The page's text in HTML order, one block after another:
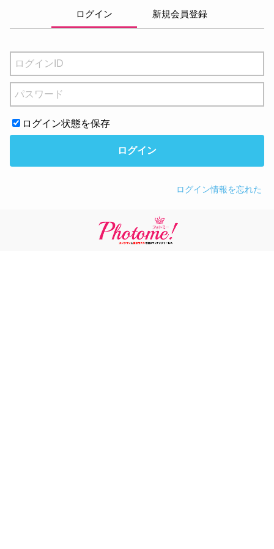
ログイン 新規会員登録
ログイン状態を保存
ログイン
ログイン情報を忘れた